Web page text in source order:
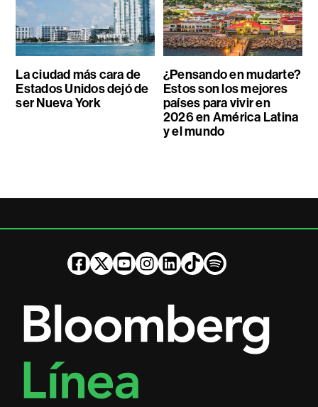
La ciudad más cara de
Estados Unidos dejó de
ser Nueva York
¿Pensando en mudarte?
Estos son los mejores
países para vivir en
2026 en América Latina
y el mundo